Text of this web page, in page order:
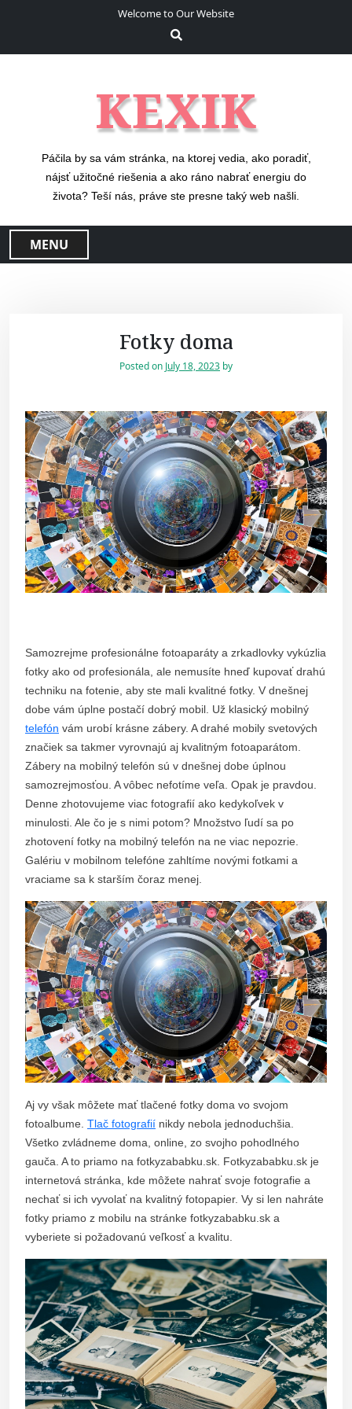
Welcome to Our Website
KEXIK
Páčila by sa vám stránka, na ktorej vedia, ako poradiť,
nájsť užitočné riešenia a ako ráno nabrať energiu do
života? Teší nás, práve ste presne taký web našli.
MENU
Fotky doma
Posted on July 18, 2023 by
Samozrejme profesionálne fotoaparáty a zrkadlovky vykúzlia
fotky ako od profesionála, ale nemusíte hneď kupovať drahú
techniku na fotenie, aby ste mali kvalitné fotky. V dnešnej
dobe vám úplne postačí dobrý mobil. Už klasický mobilný
telefón vám urobí krásne zábery. A drahé mobily svetových
značiek sa takmer vyrovnajú aj kvalitným fotoaparátom.
Zábery na mobilný telefón sú v dnešnej dobe úplnou
samozrejmosťou. A vôbec nefotíme veľa. Opak je pravdou.
Denne zhotovujeme viac fotografií ako kedykoľvek v
minulosti. Ale čo je s nimi potom? Množstvo ľudí sa po
zhotovení fotky na mobilný telefón na ne viac nepozrie.
Galériu v mobilnom telefóne zahltíme novými fotkami a
vraciame sa k starším čoraz menej.
Aj vy však môžete mať tlačené fotky doma vo svojom
fotoalbume. Tlač fotografií nikdy nebola jednoduchšia.
Všetko zvládneme doma, online, zo svojho pohodlného
gauča. A to priamo na fotkyzababku.sk. Fotkyzababku.sk je
internetová stránka, kde môžete nahrať svoje fotografie a
nechať si ich vyvolať na kvalitný fotopapier. Vy si len nahráte
fotky priamo z mobilu na stránke fotkyzababku.sk a
vyberiete si požadovanú veľkosť a kvalitu.